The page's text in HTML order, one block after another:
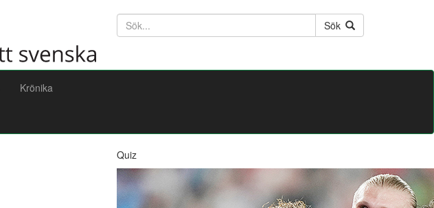
Söktext
Sök
Krönika
Quiz